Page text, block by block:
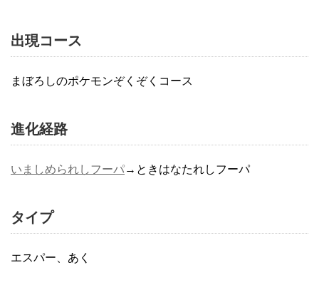
出現コース
まぼろしのポケモンぞくぞくコース
進化経路
いましめられしフーパ→ときはなたれしフーパ
タイプ
エスパー、あく